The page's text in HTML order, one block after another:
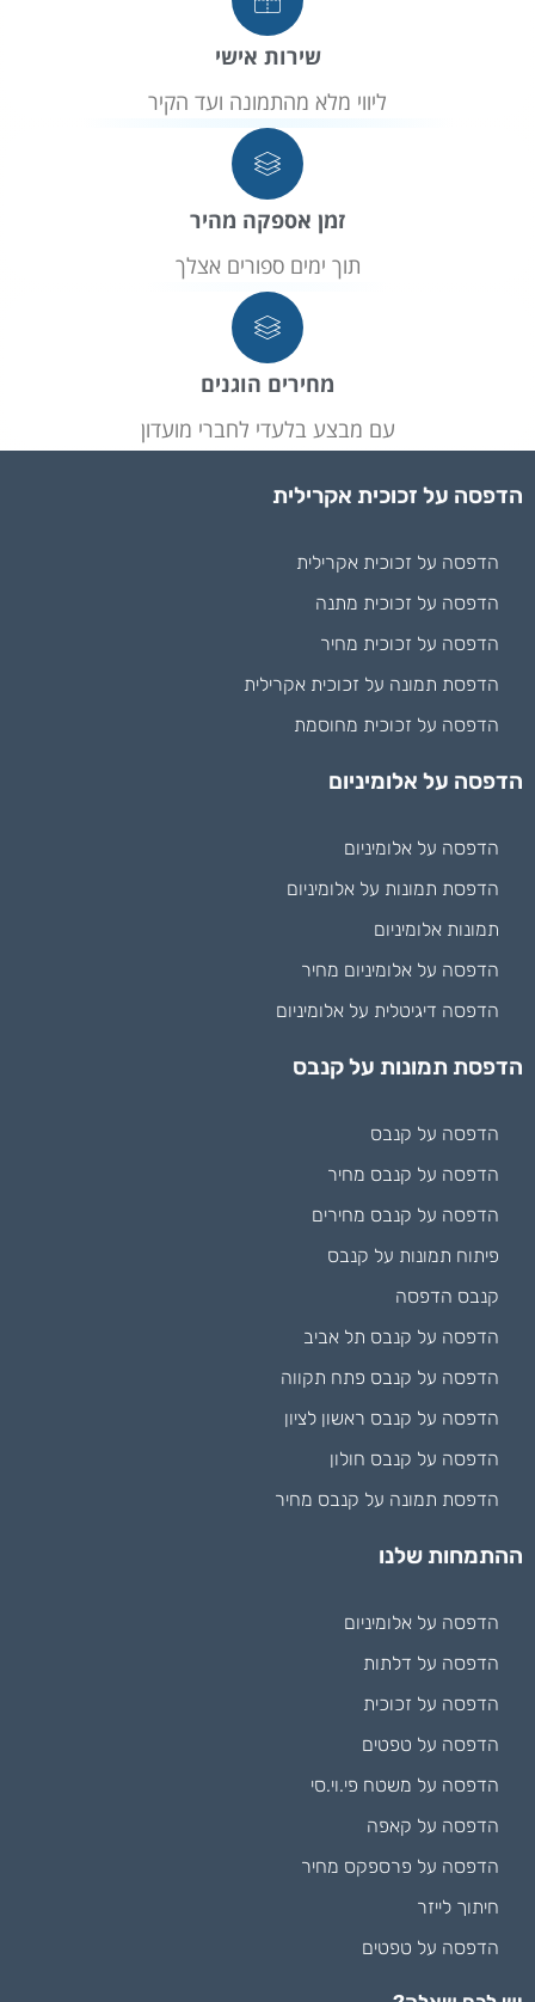
שירות אישי
ליווי מלא מהתמונה ועד הקיר
זמן אספקה מהיר
תוך ימים ספורים אצלך
מחירים הוגנים
עם מבצע בלעדי לחברי מועדון
הדפסה על זכוכית אקרילית
הדפסה על זכוכית אקרילית
הדפסה על זכוכית מתנה
הדפסה על זכוכית מחיר
הדפסת תמונה על זכוכית אקרילית
הדפסה על זכוכית מחוסמת
הדפסה על אלומיניום
הדפסה על אלומיניום
הדפסת תמונות על אלומיניום
תמונות אלומיניום
הדפסה על אלומיניום מחיר
הדפסה דיגיטלית על אלומיניום
הדפסת תמונות על קנבס
הדפסה על קנבס
הדפסה על קנבס מחיר
הדפסה על קנבס מחירים
פיתוח תמונות על קנבס
קנבס הדפסה
הדפסה על קנבס תל אביב
הדפסה על קנבס פתח תקווה
הדפסה על קנבס ראשון לציון
הדפסה על קנבס חולון
הדפסת תמונה על קנבס מחיר
ההתמחות שלנו
הדפסה על אלומיניום
הדפסה על דלתות
הדפסה על זכוכית
הדפסה על טפטים
הדפסה על משטח פי.וי.סי
הדפסה על קאפה
הדפסה על פרספקס מחיר
חיתוך לייזר
הדפסה על טפטים